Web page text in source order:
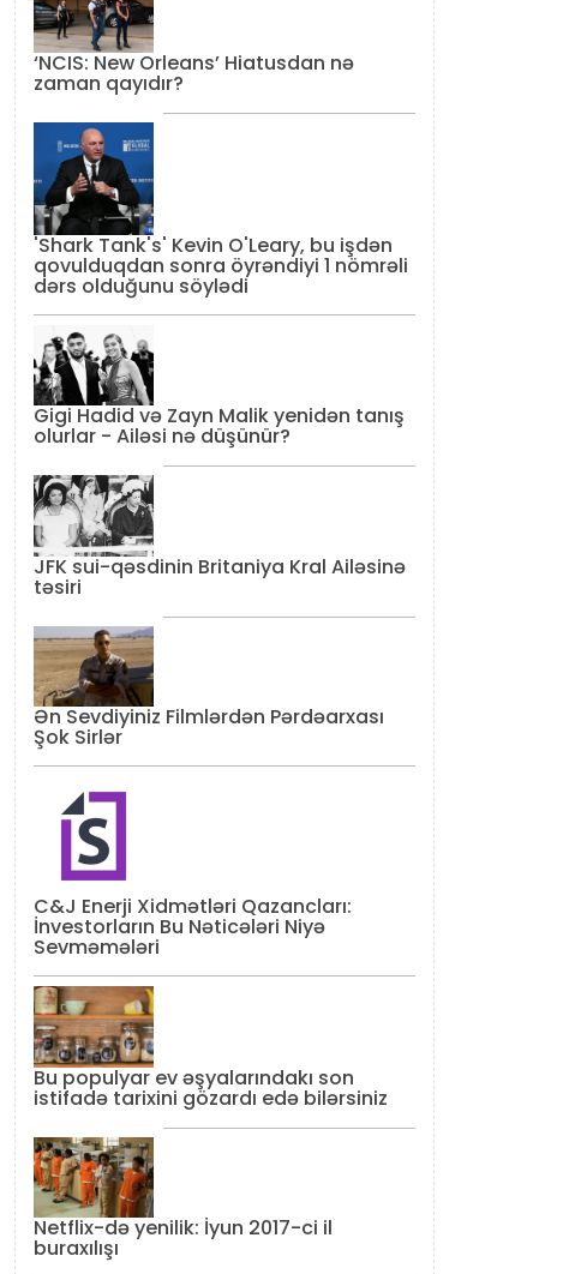
‘NCIS: New Orleans’ Hiatusdan nə
zaman qayıdır?
'Shark Tank's' Kevin O'Leary, bu işdən
qovulduqdan sonra öyrəndiyi 1 nömrəli
dərs olduğunu söylədi
Gigi Hadid və Zayn Malik yenidən tanış
olurlar - Ailəsi nə düşünür?
JFK sui-qəsdinin Britaniya Kral Ailəsinə
təsiri
Ən Sevdiyiniz Filmlərdən Pərdəarxası
Şok Sirlər
C&J Enerji Xidmətləri Qazancları:
İnvestorların Bu Nəticələri Niyə
Sevməmələri
Bu populyar ev əşyalarındakı son
istifadə tarixini gözardı edə bilərsiniz
Netflix-də yenilik: İyun 2017-ci il
buraxılışı